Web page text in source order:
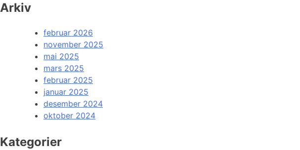
Arkiv
februar 2026
november 2025
mai 2025
mars 2025
februar 2025
januar 2025
desember 2024
oktober 2024
Kategorier